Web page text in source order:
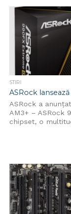
STIRI
ASRock
ASRock a
AM3+ – ASRock
chipset, o